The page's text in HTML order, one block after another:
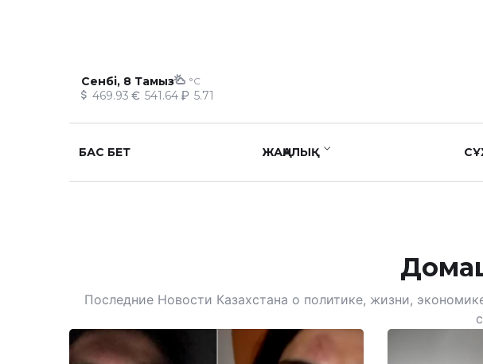
Сенбі, 8 Тамыз °C
469.93 541.64 5.71
БАС БЕТ ЖАҢАЛЫҚ
Последние Новости Казахстана о политике, жизни,